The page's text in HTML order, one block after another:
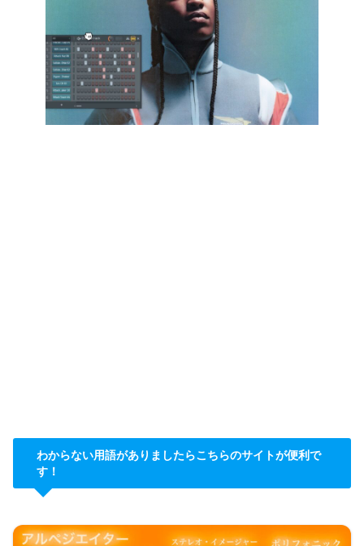
わからない用語がありましたらこちらのサイトが便利で
す！